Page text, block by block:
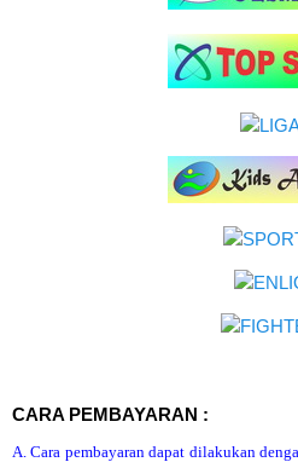
CARA PEMBAYARAN :
A. Cara pembayaran dapat dilakukan